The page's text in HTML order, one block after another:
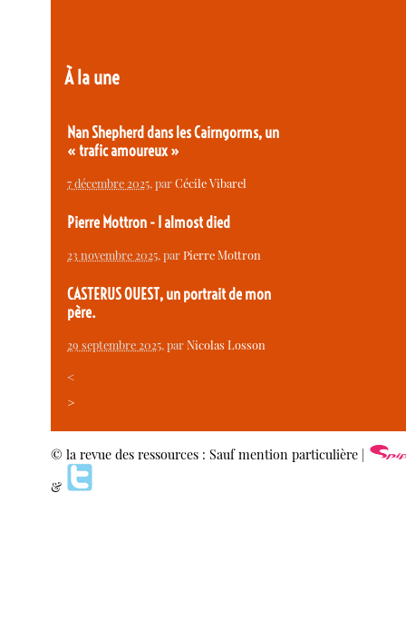
À la une
Nan Shepherd dans les Cairngorms, un
« trafic amoureux »
7 décembre 2025, parCécile Vibarel
Pierre Mottron - I almost died
23 novembre 2025, parPierre Mottron
CASTERUS OUEST, un portrait de mon
père.
29 septembre 2025, parNicolas Losson
<
>
© la revue des ressources : Sauf mention particulière |
&